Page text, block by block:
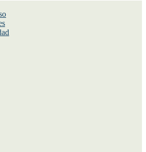
Bajas Emisiones de Zaragoza